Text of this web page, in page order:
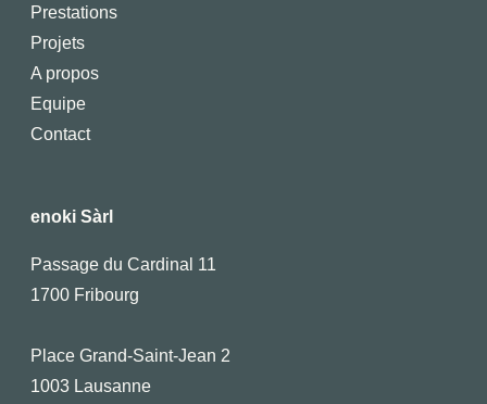
Prestations
Projets
A propos
Equipe
Contact
enoki Sàrl
Passage du Cardinal 11
1700 Fribourg
Place Grand-Saint-Jean 2
1003 Lausanne